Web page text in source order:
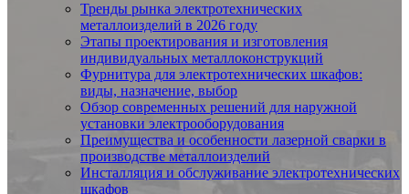
Тренды рынка электротехнических
металлоизделий в 2026 году
Этапы проектирования и изготовления
индивидуальных металлоконструкций
Фурнитура для электротехнических шкафов:
виды, назначение, выбор
Обзор современных решений для наружной
установки электрооборудования
Преимущества и особенности лазерной сварки в
производстве металлоизделий
Инсталляция и обслуживание электротехнических
шкафов